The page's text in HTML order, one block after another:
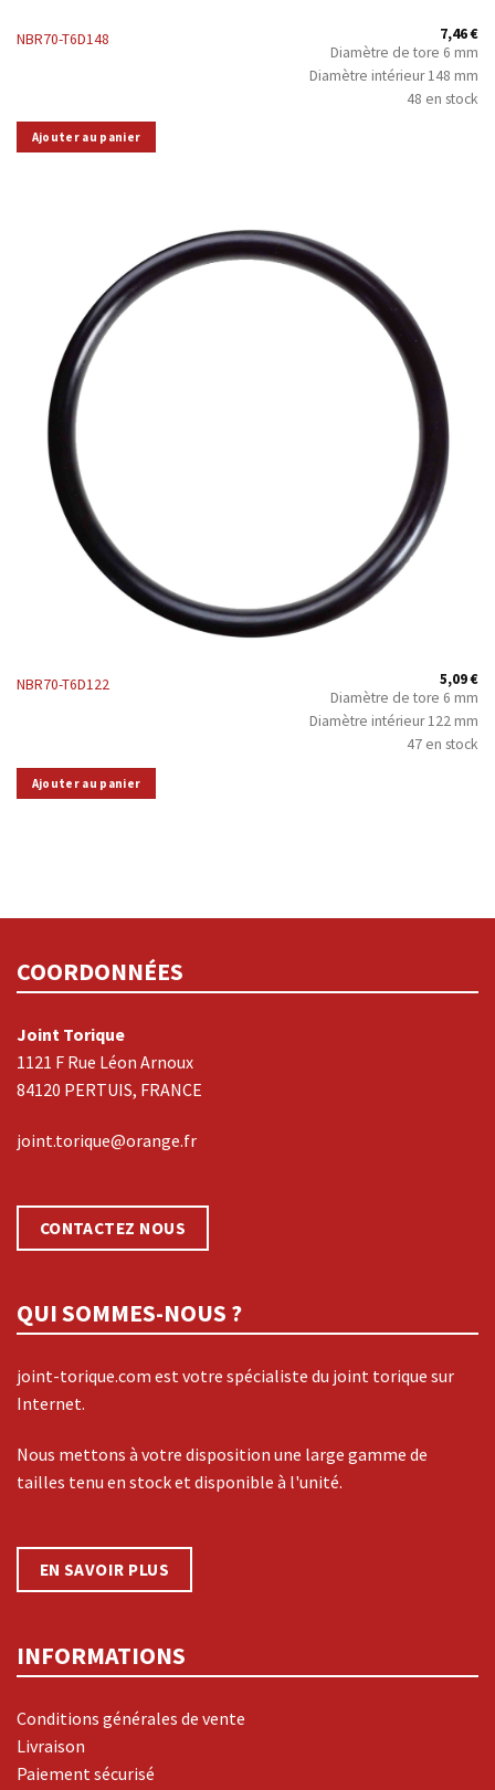
NBR70-T6D148 7,46€
Diamètre de tore 6 mm
Diamètre intérieur 148 mm
48 en stock
Ajouter au panier
NBR70-T6D122 5,09€
Diamètre de tore 6 mm
Diamètre intérieur 122 mm
47 en stock
Ajouter au panier
COORDONNÉES
Joint Torique
1121 F Rue Léon Arnoux
84120 PERTUIS, FRANCE
joint.torique@orange.fr
CONTACTEZ NOUS
QUI SOMMES-NOUS ?
joint-torique.com est votre spécialiste du joint torique sur
Internet.
Nous mettons à votre disposition une large gamme de
tailles tenu en stock et disponible à l'unité.
EN SAVOIR PLUS
INFORMATIONS
Conditions générales de vente
Livraison
Paiement sécurisé